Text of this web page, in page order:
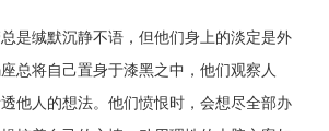
是缄默沉静不语，但他们身上的淡定是外
总将自己置身于漆黑之中，他们观察人
他人的想法。他们愤恨时，会想尽全部办